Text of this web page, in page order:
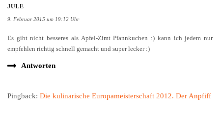
JULE
9. Februar 2015 um 19:12 Uhr
Es gibt nicht besseres als Apfel-Zimt Pfannkuchen :) kann ich jedem nur
empfehlen richtig schnell gemacht und super lecker :)
Antworten
Pingback: Die kulinarische Europameisterschaft 2012. Der Anpfiff